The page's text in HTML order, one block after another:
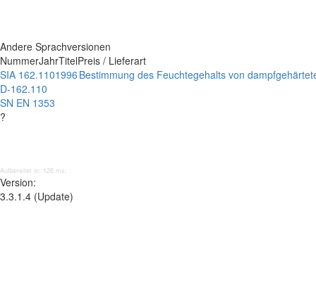
Andere Sprachversionen
NummerJahrTitelPreis / Lieferart
SIA 162.110
D-162.110
SN EN 1353
?
1996 Bestimmung des Feuchtegehalts von
Aufbereitet in: 126 ms;
Version:
3.3.1.4 (Update)